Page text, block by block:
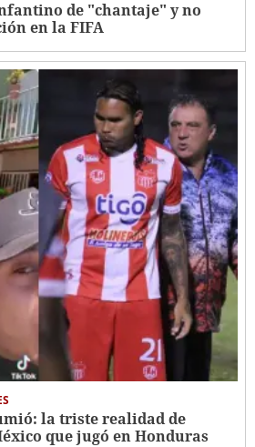
de "chantaje" y no
en la FIFA
la triste realidad de
que jugó en Honduras